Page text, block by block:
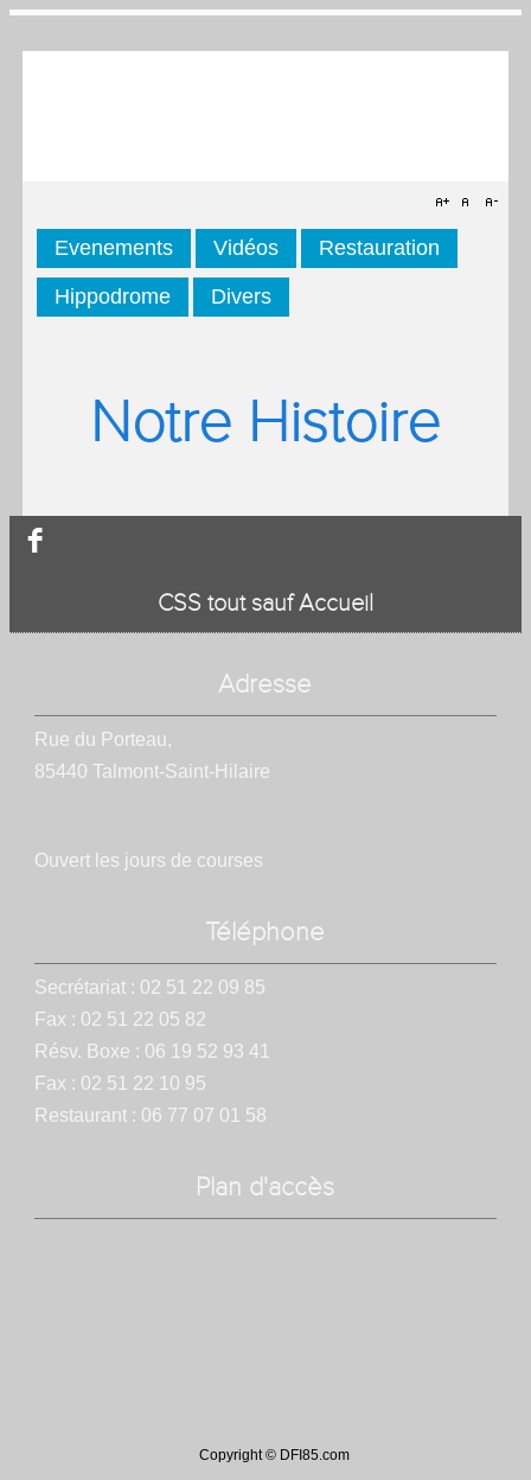
Evenements Vidéos Restauration
Hippodrome Divers
Notre Histoire
F
CSS tout sauf Accueil
Adresse
Rue du Porteau,
85440 Talmont-Saint-Hilaire
Ouvert les jours de courses
Téléphone
Secrétariat : 02 51 22 09 85
Fax : 02 51 22 05 82
Résv. Boxe : 06 19 52 93 41
Fax : 02 51 22 10 95
Restaurant : 06 77 07 01 58
Plan d'accès
Copyright © DFI85.com